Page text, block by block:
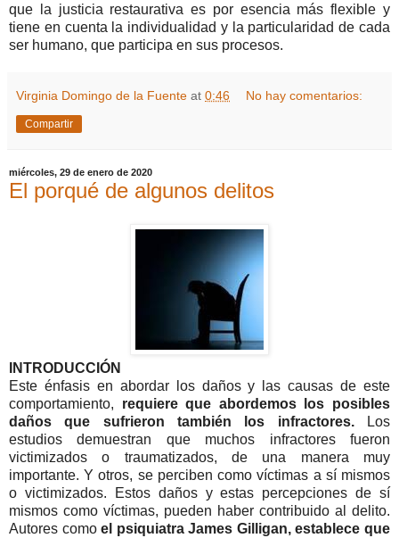
que la justicia restaurativa es por esencia más flexible y
tiene en cuenta la individualidad y la particularidad de cada
ser humano, que participa en sus procesos.
Virginia Domingo de la Fuente at 0:46 No hay comentarios:
Compartir
miércoles, 29 de enero de 2020
El porqué de algunos delitos
INTRODUCCIÓN
Este énfasis en abordar los daños y las causas de este
comportamiento, requiere que abordemos los posibles
daños que sufrieron también los infractores.
Los
estudios demuestran que muchos infractores fueron
victimizados o traumatizados, de una manera muy
importante. Y otros, se perciben como víctimas a sí mismos
o victimizados. Estos daños y estas percepciones de sí
mismos como víctimas, pueden haber contribuido al delito.
Autores comoel psiquiatra James Gilligan, establece que